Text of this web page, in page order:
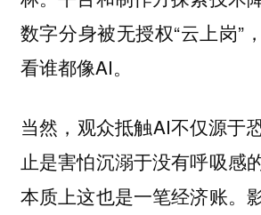
数字分身被无授权“云上岗”
看谁都像AI。
当然，观众抵触AI不仅源于
止是害怕沉溺于没有呼吸感
本质上这也是一笔经济账。